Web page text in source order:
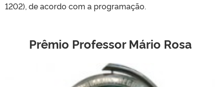
1202), de acordo com a programação.
Prêmio Professor Mário Rosa